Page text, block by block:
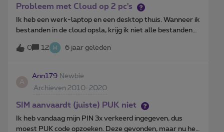
Probleem met Cloud op 2 pc's
Ik heb een werk-laptop en een desktop thuis. Wanneer ik
bestanden in de cloud opsla, krijg ik niet alle bestanden
Geen idee hoe dit zou komen?
0 12 6 jaar geleden
A
Ann179 Newbie
Archieven 2010-2020
SIM aanvaardt (juiste) PUK niet
Ik heb vandaag mijn PIN 3x verkeerd ingegeven, dus
moest PUK code opzoeken. Deze gevonden, maar nu heb